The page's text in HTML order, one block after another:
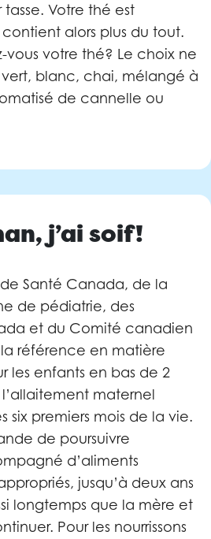
Votre thé est
alors plus du tout.
votre thé? Le choix ne
vert, blanc, chai, mélangé à
de cannelle ou
j’ai soif!
Santé Canada, de la
de pédiatrie, des
et du Comité canadien
référence en matière
les enfants en bas de 2
maternel
six premiers mois de la vie.
de poursuivre
d’aliments
jusqu’à deux ans
longtemps que la mère et
Pour les nourrissons